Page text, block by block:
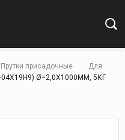
Прутки присадочные
Для
04Х19Н9) Ø=2,0Х1000ММ, 5КГ